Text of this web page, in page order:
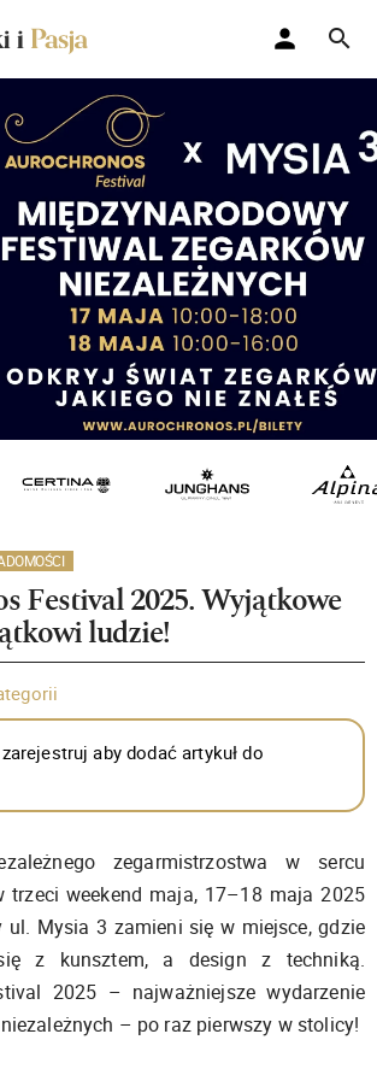
Festival 2025. Wyjątkowe
ludzie!
aby dodać artykuł do
zegarmistrzostwa w sercu
trzeci weekend maja, 17–18 maja 2025
ul. Mysia 3 zamieni się w miejsce, gdzie
z kunsztem, a design z techniką.
2025 – najważniejsze wydarzenie
– po raz pierwszy w stolicy!